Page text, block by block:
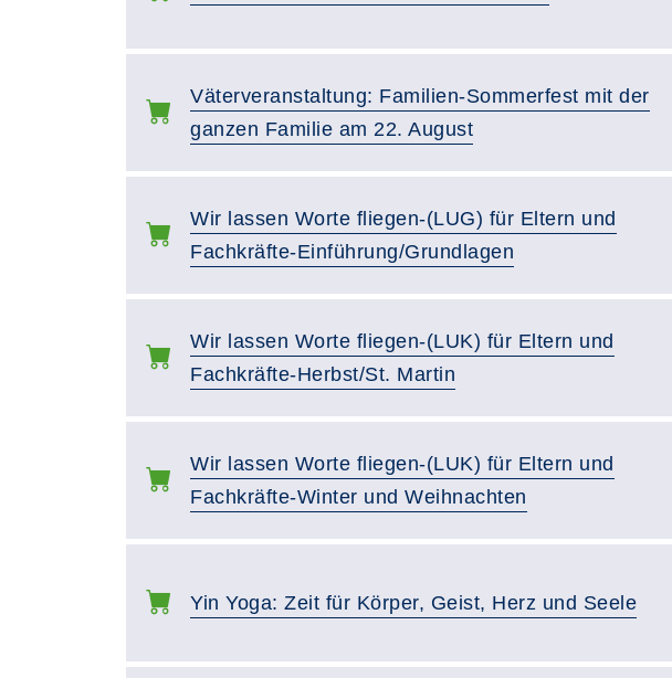
Väterveranstaltung: Familien-Sommerfest mit der
ganzen Familie am 22. August
Wir lassen Worte fliegen-(LUG) für Eltern und
Fachkräfte-Einführung/Grundlagen
Wir lassen Worte fliegen-(LUK) für Eltern und
Fachkräfte-Herbst/St. Martin
Wir lassen Worte fliegen-(LUK) für Eltern und
Fachkräfte-Winter und Weihnachten
Yin Yoga: Zeit für Körper, Geist, Herz und Seele